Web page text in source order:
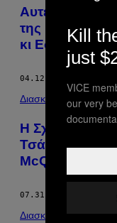
Αυτές Είναι οι
της Eφηβείας
κι Εσύ
04.12.17
Διασκέδαση
H Σχεδιάστρια
Τσάντες από
McQueen
07.31.16
Διασκέδαση
Kill
just
VICE
our very